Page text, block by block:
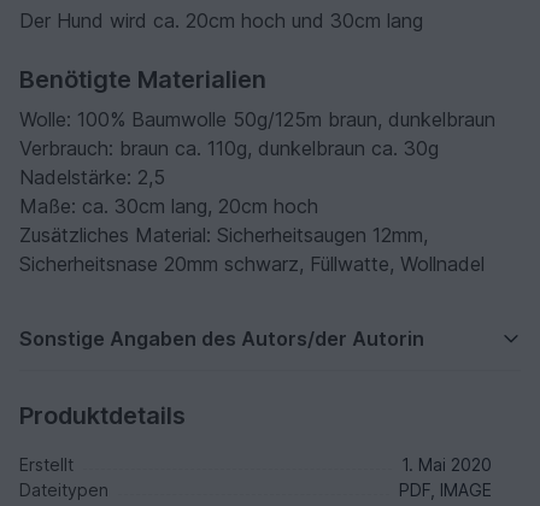
Der Hund wird ca. 20cm hoch und 30cm lang
Benötigte Materialien
Wolle: 100% Baumwolle 50g/125m braun, dunkelbraun
Verbrauch: braun ca. 110g, dunkelbraun ca. 30g
Nadelstärke: 2,5
Maße: ca. 30cm lang, 20cm hoch
Zusätzliches Material: Sicherheitsaugen 12mm,
Sicherheitsnase 20mm schwarz, Füllwatte, Wollnadel
Sonstige Angaben des Autors/der Autorin
Produktdetails
Erstellt
1. Mai 2020
Dateitypen
PDF, IMAGE